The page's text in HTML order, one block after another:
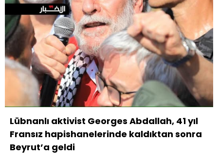
Lübnanlı aktivist Georges Abdallah, 41 yıl
Fransız hapishanelerinde kaldıktan sonra
Beyrut’a geldi